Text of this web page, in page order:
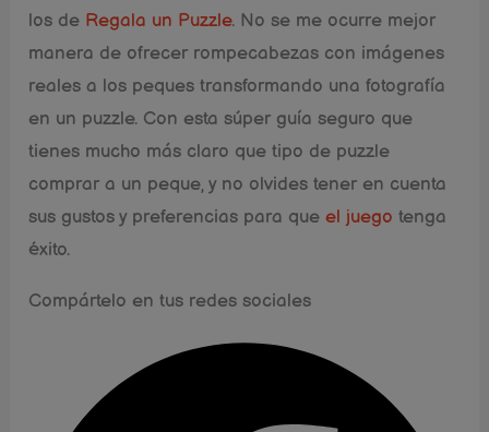
los de Regala un Puzzle. No se me ocurre mejor
manera de ofrecer rompecabezas con imágenes
reales a los peques transformando una fotografía
en un puzzle. Con esta súper guía seguro que
tienes mucho más claro que tipo de puzzle
comprar a un peque, y no olvides tener en cuenta
sus gustos y preferencias para queel juego tenga
éxito.
Compártelo en tus redes sociales